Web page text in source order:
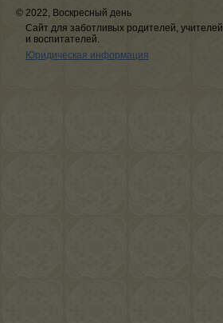
© 2022, Воскресный день
Сайт для заботливых родителей, учителей
и воспитателей.
Юридическая информация